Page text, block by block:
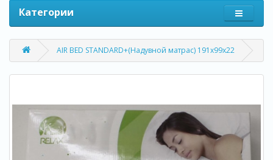
Категории
AIR BED STANDARD+(Надувной матрас) 191x99x22